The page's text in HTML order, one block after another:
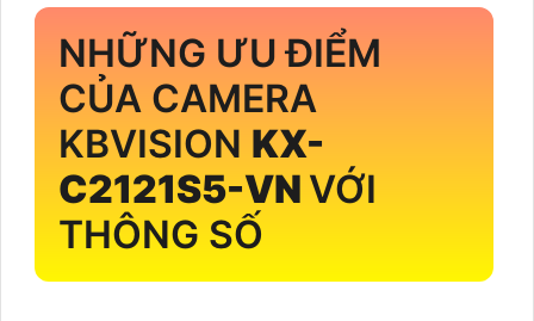
NHỮNG ƯU ĐIỂM
CỦA CAMERA
KBVISION KX-
C2121S5-VN VỚI
THÔNG SỐ